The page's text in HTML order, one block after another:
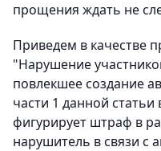
прощения ждать не
Приведем в качестве
"Нарушение
повлекшее создание
части 1 данной статьи
фигурирует штраф в
нарушитель в связи с